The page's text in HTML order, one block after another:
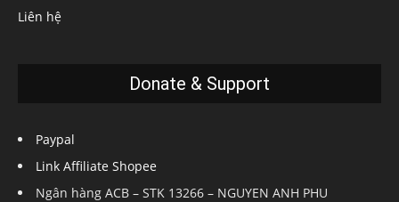
Liên hệ
Donate & Support
Paypal
Link Affiliate Shopee
Ngân hàng ACB – STK 13266 – NGUYEN ANH PHU